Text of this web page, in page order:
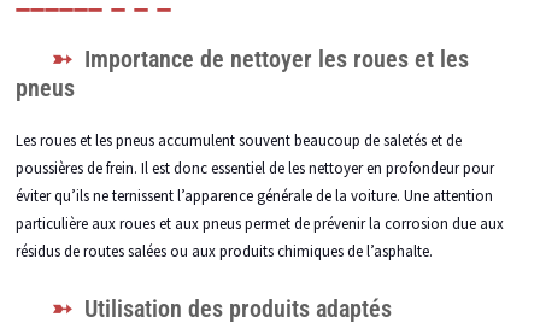
Importance de nettoyer les roues et les
pneus
Les roues et les pneus accumulent souvent beaucoup de saletés et de
poussières de frein. Il est donc essentiel de les nettoyer en profondeur pour
éviter qu’ils ne ternissent l’apparence générale de la voiture. Une attention
particulière aux roues et aux pneus permet de prévenir la corrosion due aux
résidus de routes salées ou aux produits chimiques de l’asphalte.
Utilisation des produits adaptés